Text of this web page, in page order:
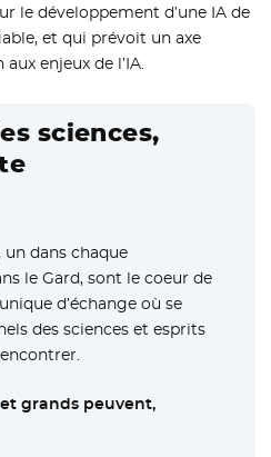
le développement d’une IA de
et qui prévoit un axe
enjeux de l’IA.
sciences,
un dans chaque
le Gard, sont le coeur de
d’échange où se
des sciences et esprits
grands peuvent,